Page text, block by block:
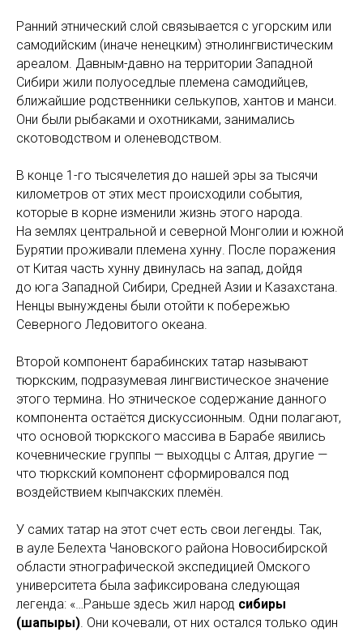
Ранний этнический слой связывается с угорским или
самодийским (иначе ненецким) этнолингвистическим
ареалом. Давным-давно на территории Западной
Сибири жили полуоседлые племена самодийцев,
ближайшие родственники селькупов, хантов и манси.
Они были рыбаками и охотниками, занимались
скотоводством и оленеводством.
В конце 1-го тысячелетия до нашей эры за тысячи
километров от этих мест происходили события,
которые в корне изменили жизнь этого народа.
На землях центральной и северной Монголии и южной
Бурятии проживали племена хунну. После поражения
от Китая часть хунну двинулась на запад, дойдя
до юга Западной Сибири, Средней Азии и Казахстана.
Ненцы вынуждены были отойти к побережью
Северного Ледовитого океана.
Второй компонент барабинских татар называют
тюркским, подразумевая лингвистическое значение
этого термина. Но этническое содержание данного
компонента остаётся дискуссионным. Одни полагают,
что основой тюркского массива в Барабе явились
кочевнические группы — выходцы с Алтая, другие —
что тюркский компонент сформировался под
воздействием кыпчакских племён.
У самих татар на этот счет есть свои легенды. Так,
в ауле Белехта Чановского района Новосибирской
области этнографической экспедицией Омского
университета была зафиксирована следующая
легенда: «…Раньше здесь жил народ сибиры
(шапыры) . Они кочевали, от них остался только один